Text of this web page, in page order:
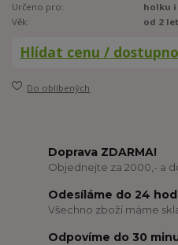
Určeno pro:
holku
Věk:
od 2 let
Hlídat cenu /
Do oblíbených
Doprava ZDARMA!
Objednejte za 2000,- a
Odesíláme do 24
Všechno zboží máme
Odpovíme do 30